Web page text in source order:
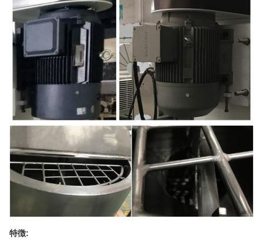
特徴: